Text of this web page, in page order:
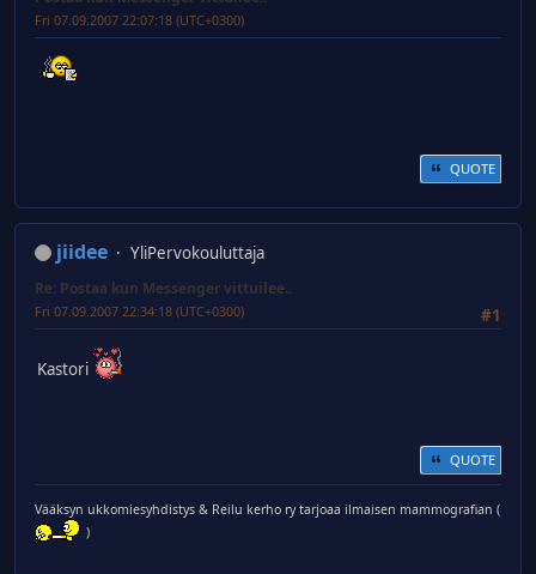
Fri 07.09.2007 22:07:18 (UTC+0300)
QUOTE
jiidee YliPervokouluttaja
Re: Postaa kun Messenger vittuilee..
#1
Fri 07.09.2007 22:34:18 (UTC+0300)
Kastori
QUOTE
Vääksyn ukkomiesyhdistys & Reilu kerho ry tarjoaa ilmaisen mammografian (
)